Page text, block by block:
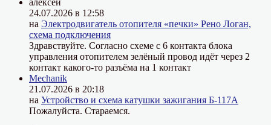
24.07.2026 в 12:58
на Электродвигатель отопителя «печки» Рено Логан,
схема подключения
Здравствуйте. Согласно схеме с 6 контакта блока
управления отопителем зелёный провод идёт через 2
контакт какого-то разъёма на 1 контакт
Mechanik
21.07.2026 в 20:18
на Устройство и схема катушки зажигания Б-117А
Пожалуйста. Стараемся.